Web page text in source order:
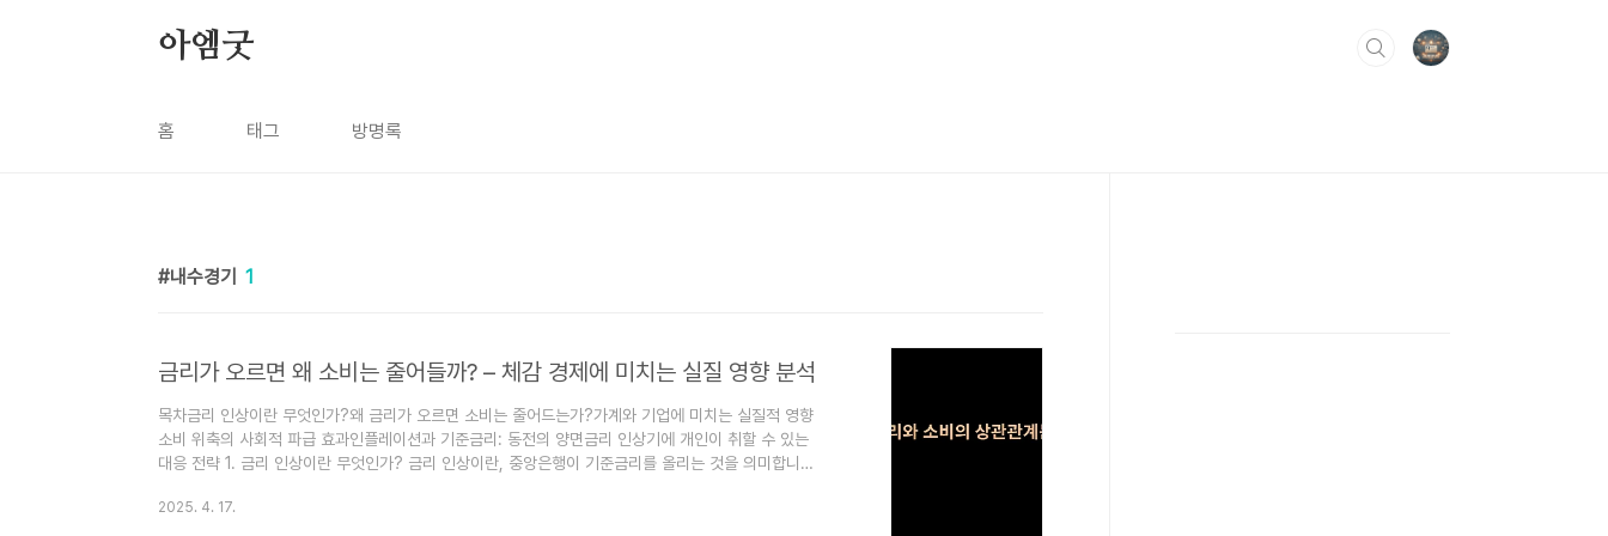
아엠굿
홈 태그 방명록
내수경기 1
금리가 오르면 왜 소비는 줄어들까? – 체감 경제에 미치는 실질 영향 분석
목차금리 인상이란 무엇인가?왜 금리가 오르면 소비는 줄어드는가?가계와 기업에 미치는 실질적 영향
소비 위축의 사회적 파급 효과인플레이션과 기준금리: 동전의 양면금리 인상기에 개인이 취할 수 있는
대응 전략 1. 금리 인상이란 무엇인가? 금리 인상이란, 중앙은행이 기준금리를 올리는 것을 의미합니다.
다. 한국에서는 한국은행 금융통화위원회가 기준금리를 결정하며, 이 결정은 곧바로 시중은행의 대출금
2025. 4. 17.